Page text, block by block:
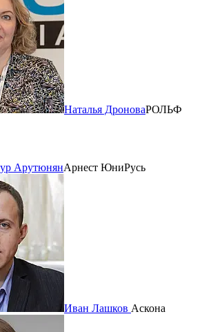
Наталья ДроноваРОЛЬФ
АрутюнянАрнест ЮниРусь
Иван Лашков Аскона